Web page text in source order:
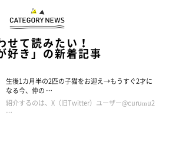
せて読みたい！
好き」の新着記事
生後1カ月半の2匹の子猫をお迎え→もうすぐ2才に
なる今、仲の …
紹介するのは、X（旧Twitter）ユーザー@curumu2
…